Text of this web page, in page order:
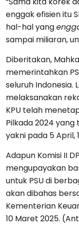
enggak efisien itu
hal-hal yang
sampai miliaran,
Diberitakan,
memerintahkan
seluruh Indonesia.
melaksanakan
KPU telah
Pilkada 2024
yakni pada 5 April,
Adapun Komisi II
mengupayakan
untuk PSU di
akan dibahas
Kementerian
10 Maret 2025.